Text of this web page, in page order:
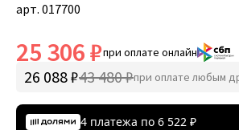
арт. 017700
25 306 ₽при оплате онлайн
26 088 ₽43 480 ₽при оплате любым
4 платежа по 6 522 ₽